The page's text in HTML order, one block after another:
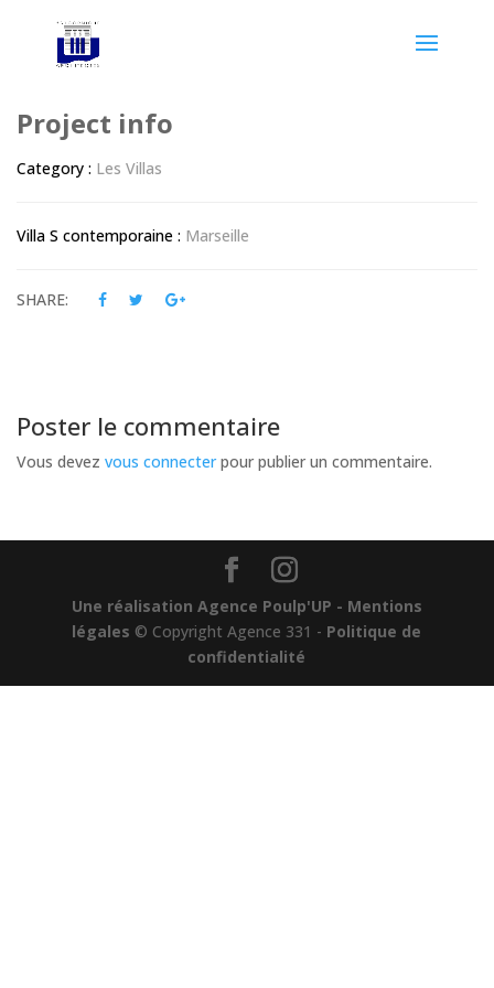
Project info
Category : Les Villas
Villa S contemporaine : Marseille
SHARE:
Poster le commentaire
Vous devez vous connecterpour publier un commentaire.
Une réalisation Agence Poulp'UP - Mentions
légales © Copyright Agence 331 - Politique de
confidentialité